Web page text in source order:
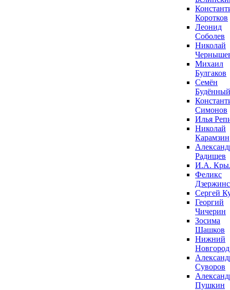
Коротков
Леонид
Соболев
Николай
Михаил
Булгаков
Семён
Будённый
Симонов
Илья
Николай
Карамзин
Радищев
И.А.
Феликс
Сергей
Георгий
Чичерин
Зосима
Шашков
Нижний
Новгород
Суворов
Пушкин